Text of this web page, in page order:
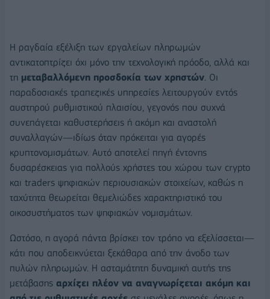
Η ραγδαία εξέλιξη των εργαλείων πληρωμών
αντικατοπτρίζει όχι μόνο την τεχνολογική πρόοδο, αλλά και
τη μεταβαλλόμενη προσδοκία των χρηστών. Οι
παραδοσιακές τραπεζικές υπηρεσίες λειτουργούν εντός
αυστηρού ρυθμιστικού πλαισίου, γεγονός που συχνά
συνεπάγεται καθυστερήσεις ή ακόμη και αναστολή
συναλλαγών—ιδίως όταν πρόκειται για αγορές
κρυπτονομισμάτων. Αυτό αποτελεί πηγή έντονης
δυσαρέσκειας για πολλούς χρήστες του χώρου των crypto
και traders ψηφιακών περιουσιακών στοιχείων, καθώς η
ταχύτητα θεωρείται θεμελιώδες χαρακτηριστικό του
οικοσυστήματος των ψηφιακών νομισμάτων.
Ωστόσο, η αγορά πάντα βρίσκει τον τρόπο να εξελίσσεται—
κάτι που αποδεικνύεται ξεκάθαρα από την άνοδο των
πυλών πληρωμών. Η ασταμάτητη δυναμική αυτής της
μετάβασης αρχίζει πλέον να αναγνωρίζεται ακόμη και